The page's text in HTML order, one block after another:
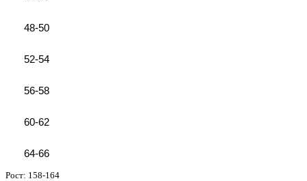
48-50
52-54
56-58
60-62
64-66
Рост: 158-164